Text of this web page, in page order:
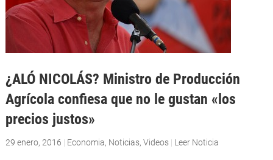
¿ALÓ NICOLÁS? Ministro de Producción
Agrícola confiesa que no le gustan «los
precios justos»
29 enero, 2016 | Economia, Noticias, Videos | Leer Noticia